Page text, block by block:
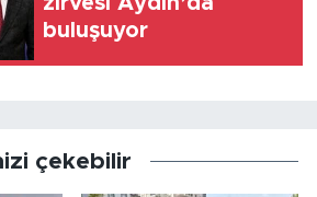
buluşuyor
çekebilir